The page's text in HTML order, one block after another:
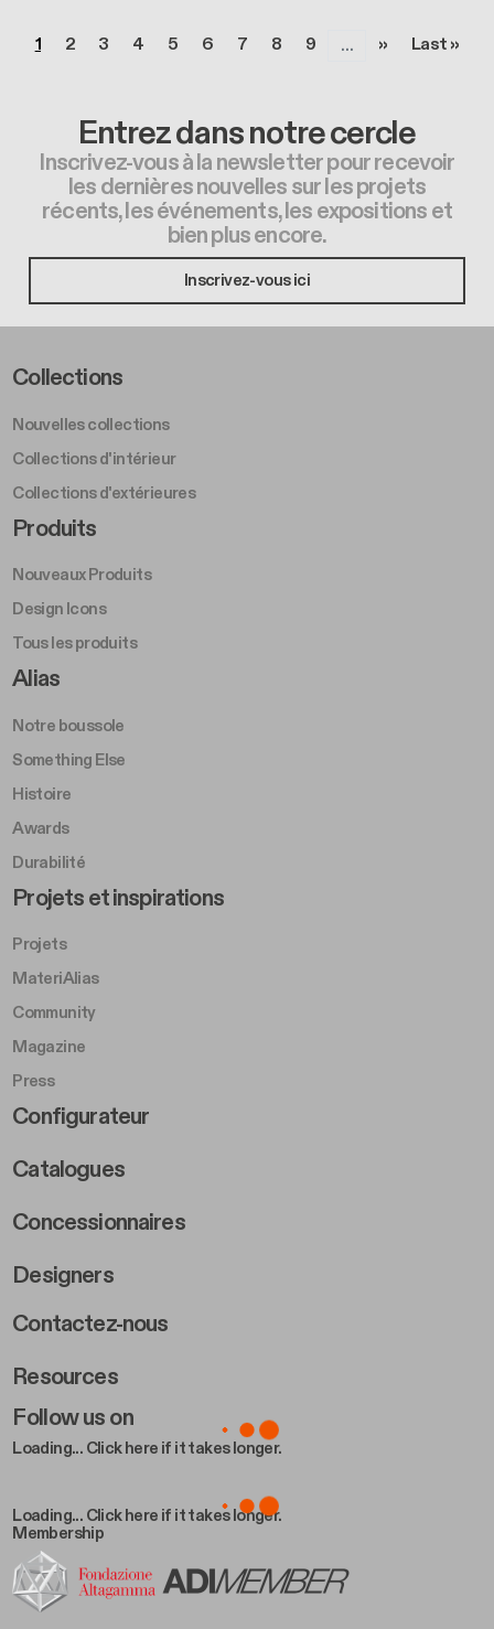
Page
1 Page
2 Page
3 Page
4 Page
5 Page
6 Page
7 Page
8 Page
9 … Page suivante
›› Dernière
Last »
Entrez dans notre cercle
Inscrivez-vous à la newsletter pour recevoir
les dernières nouvelles sur les projets
récents, les événements, les expositions et
bien plus encore.
Inscrivez-vous ici
Loading... Click here if it takes longer.
Footer Left Middle A
Collections
Nouvelles collections
Collections d'intérieur
Collections d'extérieures
Footer Right Middle A
Produits
Nouveaux Produits
Design Icons
Tous les produits
Footer Right A
Alias
Notre boussole
Something Else
Histoire
Awards
Durabilité
Follow us on
Loading... Click here if it takes longer.
Footer Left Middle B
Projets et inspirations
Projets
MateriAlias
Community
Magazine
Press
Footer Right Middle B
Configurateur
Catalogues
Concessionnaires
Designers
Footer Right 2
Contactez-nous
Resources
Membership